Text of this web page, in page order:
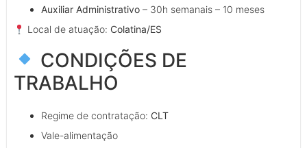
Auxiliar Administrativo – 30h semanais – 10 meses
Local de atuação: Colatina/ES
CONDIÇÕES DE
TRABALHO
Regime de contratação: CLT
Vale-alimentação